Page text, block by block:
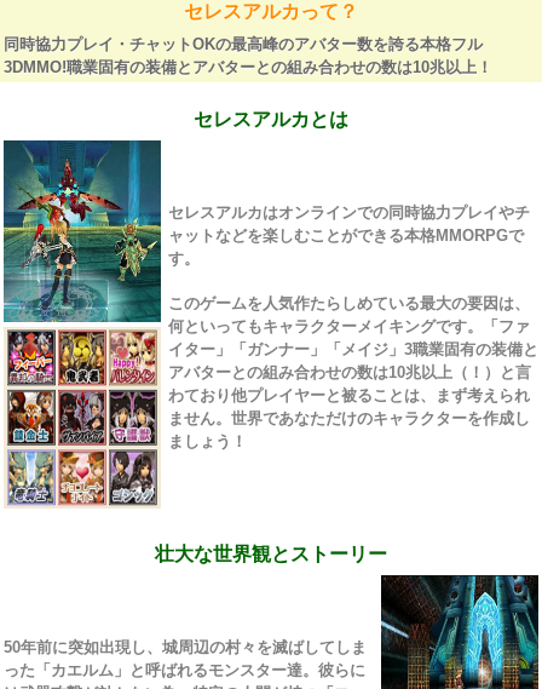
セレスアルカって？
同時協力プレイ・チャットOKの最高峰のアバター数を誇る本格フル
3DMMO!職業固有の装備とアバターとの組み合わせの数は10兆以上！
セレスアルカとは
セレスアルカはオンラインでの同時協力プレイやチ
ャットなどを楽しむことができる本格MMORPGで
す。
このゲームを人気作たらしめている最大の要因は、
何といってもキャラクターメイキングです。「ファ
イター」「ガンナー」「メイジ」3職業固有の装備と
アバターとの組み合わせの数は10兆以上（！）と言
わており他プレイヤーと被ることは、まず考えられ
ません。世界であなただけのキャラクターを作成し
ましょう！
壮大な世界観とストーリー
50年前に突如出現し、城周辺の村々を滅ばしてしま
った「カエルム」と呼ばれるモンスター達。彼らに